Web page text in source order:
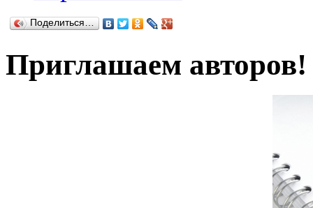
Поделиться…
Приглашаем авторов!